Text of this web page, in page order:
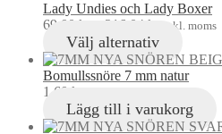
Lady Undies och Lady Boxer
69,00 kr 216,04 kr inkl. moms
Välj alternativ
Bomullssnöre 7 mm natur
1,60 kr
Lägg till i varukorg